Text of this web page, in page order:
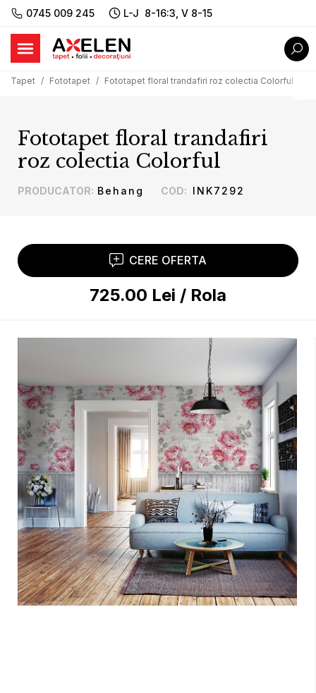
0745 009 245 L-J 8-16:3, V 8-15
Tapet Fototapet Fototapet floral trandafiri roz colectia Colorful
CERE OFERTA
725.00 Lei / Rola
Fototapet floral trandafiri
roz colectia Colorful
PRODUCATOR: Behang COD: INK7292